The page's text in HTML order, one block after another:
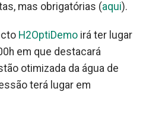
mas obrigatórias (aqui).
H2OptiDemo irá ter lugar
em que destacará
otimizada da água de
terá lugar em